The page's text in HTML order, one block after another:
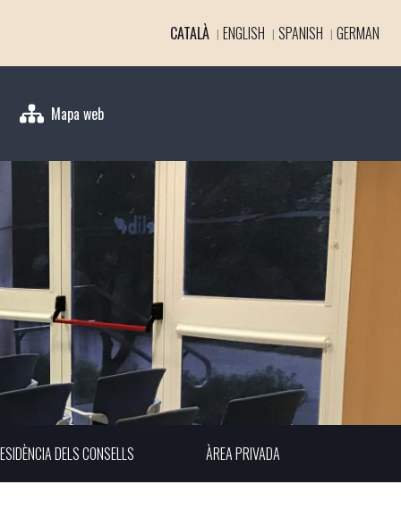
CATALÀ ENGLISH SPANISH GERMAN
Mapa web
DELS CONSELLS ÀREA PRIVADA